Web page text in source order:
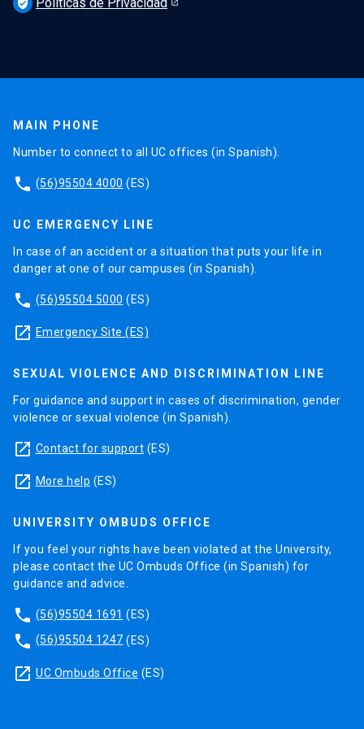
verified_user
MAIN PHONE
Number to connect to all UC offices (in Spanish).
phone (56)95504 4000 (ES)
UC EMERGENCY LINE
In case of an accident or a situation that puts your life in
danger at one of our campuses (in Spanish).
phone (56)95504 5000 (ES)
launch Emergency Site (ES)
SEXUAL VIOLENCE AND DISCRIMINATION LINE
For guidance and support in cases of discrimination, gender
violence or sexual violence (in Spanish).
launch Contact for support (ES)
launch More help (ES)
UNIVERSITY OMBUDS OFFICE
If you feel your rights have been violated at the University,
please contact the UC Ombuds Office (in Spanish) for
guidance and advice.
phone (56)95504 1691 (ES)
phone (56)95504 1247 (ES)
launch UC Ombuds Office (ES)